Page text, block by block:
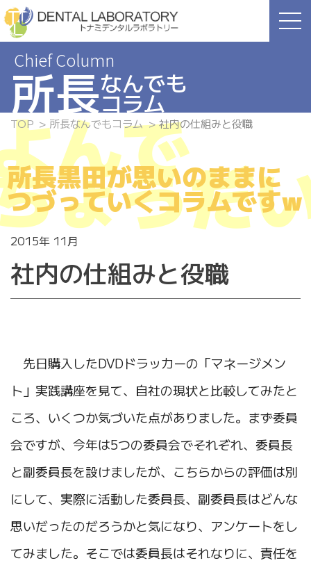
Skip
to
the
content
TOP 所長なんでもコラム 社内の仕組みと役職
所長なんでも
コラム
2015年 11月
社内の仕組みと役職
所長黒田が思いのままに
つづっていくコラムですw
んで
ょうだ
先日購入したDVDドラッカーの「マネージメン
ト」実践講座を見て、自社の現状と比較してみたと
ころ、いくつか気づいた点がありました。まず委員
会ですが、今年は5つの委員会でそれぞれ、委員長
と副委員長を設けましたが、こちらからの評価は別
にして、実際に活動した委員長、副委員長はどんな
思いだったのだろうかと気になり、アンケートをし
てみました。そこでは委員長はそれなりに、責任を